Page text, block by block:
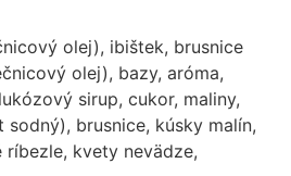
olej), ibištek, brusnice
olej), bazy, aróma,
sirup, cukor, maliny,
sodný), brusnice, kúsky malín,
ríbezle, kvety nevädze,